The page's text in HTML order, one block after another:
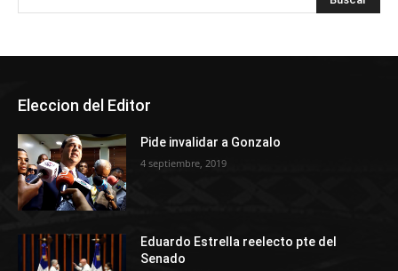
Eleccion del Editor
Pide invalidar a Gonzalo
4 septiembre, 2019
Eduardo Estrella reelecto pte del
Senado